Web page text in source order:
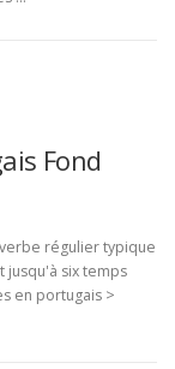
Fond
verbe régulier typique
jusqu'à six temps
en portugais >